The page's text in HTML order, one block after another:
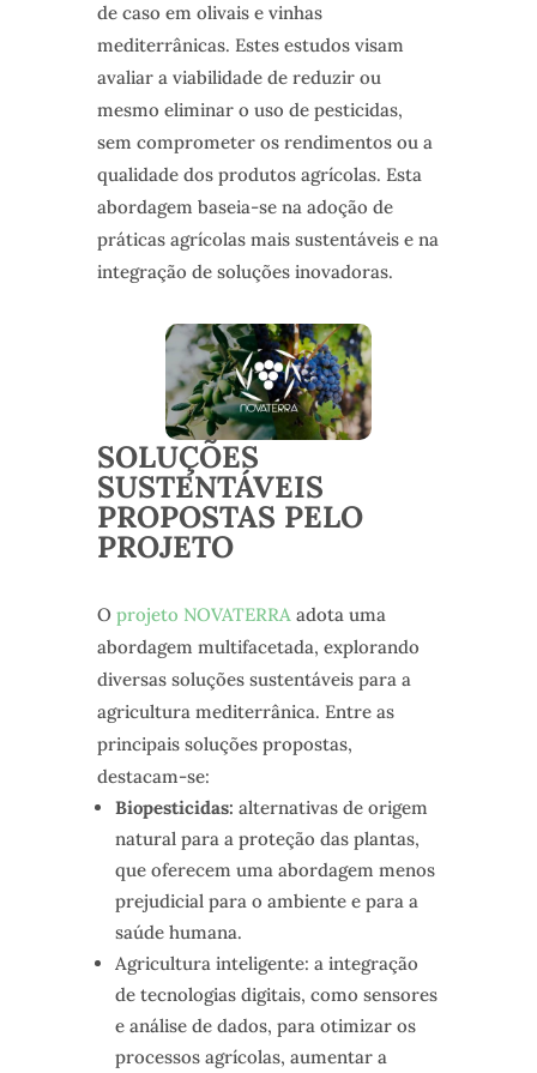
de caso em olivais e vinhas
mediterrânicas. Estes estudos visam
avaliar a viabilidade de reduzir ou
mesmo eliminar o uso de pesticidas,
sem comprometer os rendimentos ou a
qualidade dos produtos agrícolas. Esta
abordagem baseia-se na adoção de
práticas agrícolas mais sustentáveis e na
integração de soluções inovadoras.
SOLUÇÕES
SUSTENTÁVEIS
PROPOSTAS PELO
PROJETO
O projeto NOVATERRAadota uma
abordagem multifacetada, explorando
diversas soluções sustentáveis para a
agricultura mediterrânica. Entre as
principais soluções propostas,
destacam-se:
Biopesticidas: alternativas de origem
natural para a proteção das plantas,
que oferecem uma abordagem menos
prejudicial para o ambiente e para a
saúde humana.
Agricultura inteligente: a integração
de tecnologias digitais, como sensores
e análise de dados, para otimizar os
processos agrícolas, aumentar a